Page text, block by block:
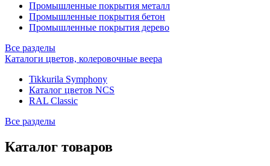
Промышленные покрытия металл
Промышленные покрытия бетон
Промышленные покрытия дерево
Все разделы
Каталоги цветов, колеровочные веера
Tikkurila Symphony
Каталог цветов NCS
RAL Classic
Все разделы
Каталог товаров